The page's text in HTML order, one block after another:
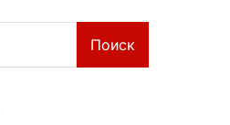
Поиск